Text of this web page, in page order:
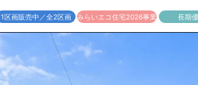
​↓↓クリックで詳細ご紹
◆充実のアフターサポート◆
東栄住宅では、お引き渡し後最大4
お引き渡しからが本当のお付き合い
東栄住宅グループ「東栄ホームサー
1区画販売中／全2区画 みらいエコ住宅2026事業 長期